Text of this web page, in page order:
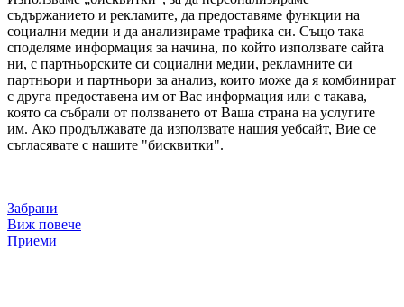
съдържанието и рекламите, да предоставяме функции на
социални медии и да анализираме трафика си. Също така
споделяме информация за начина, по който използвате сайта
ни, с партньорските си социални медии, рекламните си
партньори и партньори за анализ, които може да я комбинират
с друга предоставена им от Вас информация или с такава,
която са събрали от ползването от Ваша страна на услугите
им. Ако продължавате да използвате нашия уебсайт, Вие се
съгласявате с нашите "бисквитки".
Забрани
Виж повече
Приеми